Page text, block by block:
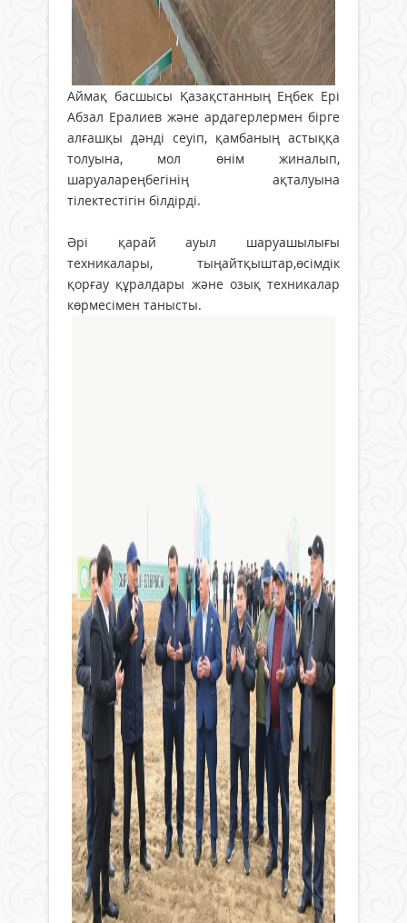
Аймақ басшысы Қазақстанның Еңбек Ері
Абзал Ералиев және ардагерлермен бірге
алғашқы дәнді сеуіп, қамбаның астыққа
толуына, мол өнім жиналып,
шаруалареңбегінің ақталуына
тілектестігін білдірді.
Әрі қарай ауыл шаруашылығы
техникалары, тыңайтқыштар,өсімдік
қорғау құралдары және озық техникалар
көрмесімен танысты.